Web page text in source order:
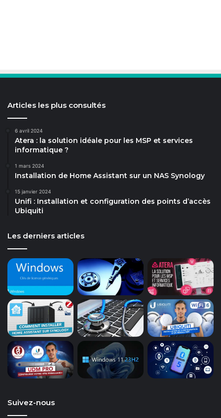
Articles les plus consultés
6 avril 2024
Atera : la solution idéale pour les MSP et services
informatique ?
1 mars 2024
Installation de Home Assistant sur un NAS Synology
15 janvier 2024
Unifi : Installation et configuration des points d’accès
Ubiquiti
Les derniers articles
Suivez-nous